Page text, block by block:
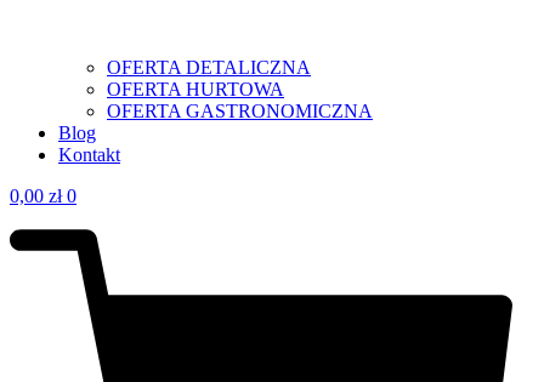
OFERTA DETALICZNA
OFERTA HURTOWA
OFERTA GASTRONOMICZNA
Blog
Kontakt
0,00 zł 0